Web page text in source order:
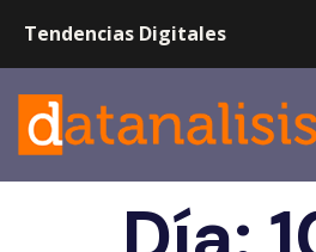
Tendencias Digitales